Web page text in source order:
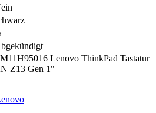
Lenovo ThinkPad Tastatur
Z13 Gen 1"